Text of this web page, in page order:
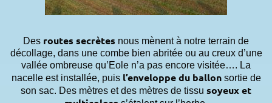
Des routes secrètes nous mènent à notre terrain de
décollage, dans une combe bien abritée ou au creux d’une
vallée ombreuse qu’Eole n’a pas encore visitée…. La
nacelle est installée, puisl’enveloppe du ballonsortie de
son sac. Des mètres et des mètres de tissu soyeux et